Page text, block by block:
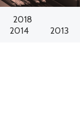
2018
2014 2013